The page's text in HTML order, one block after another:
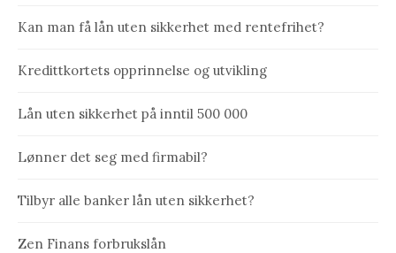
Kan man få lån uten sikkerhet med rentefrihet?
Kredittkortets opprinnelse og utvikling
Lån uten sikkerhet på inntil 500 000
Lønner det seg med firmabil?
Tilbyr alle banker lån uten sikkerhet?
Zen Finans forbrukslån